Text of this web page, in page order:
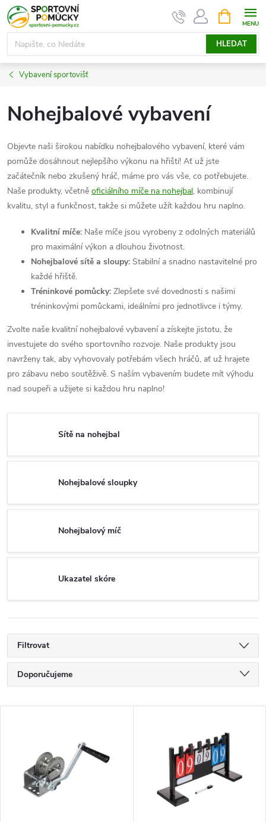
Přejít
na
obsah
HLEDAT
NÁKUPNÍ
KOŠÍK
Vybavení sportovišť
Nohejbalové vybavení
Objevte naši širokou nabídku nohejbalového vybavení, které vám
pomůže dosáhnout nejlepšího výkonu na hřišti! Ať už jste
začátečník nebo zkušený hráč, máme pro vás vše, co potřebujete.
Naše produkty, včetně oficiálního míče na nohejbal, kombinují
kvalitu, styl a funkčnost, takže si můžete užít každou hru naplno.
Kvalitní míče: Naše míče jsou vyrobeny z odolných materiálů
pro maximální výkon a dlouhou životnost.
Nohejbalové sítě a sloupy: Stabilní a snadno nastavitelné pro
každé hřiště.
Tréninkové pomůcky: Zlepšete své dovednosti s našimi
tréninkovými pomůckami, ideálními pro jednotlivce i týmy.
Zvolte naše kvalitní nohejbalové vybavení a získejte jistotu, že
investujete do svého sportovního rozvoje. Naše produkty jsou
navrženy tak, aby vyhovovaly potřebám všech hráčů, ať už hrajete
pro zábavu nebo soutěživě. S naším vybavením budete mít výhodu
nad soupeři a užijete si každou hru naplno!
Sítě na nohejbal
Nohejbalové sloupky
Nohejbalový míč
Ukazatel skóre
Filtrovat
Ř
a
Doporučujeme
Nejprodávanější
Abecedně